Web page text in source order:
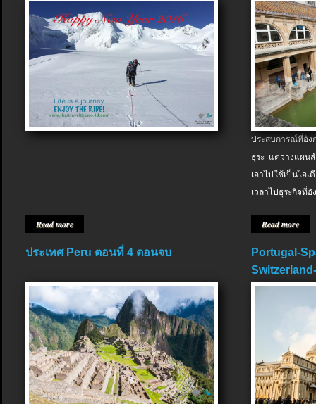
Read more
ประสบการณ์ที่อัง
ธุระ แต่วางแผน
เอาไปใช้เป็นไอ
เวลาไปธุระกิจที่อั
Read more
ประเทศ Peru ตอนที่ 4 ตอนจบ
Portugal-